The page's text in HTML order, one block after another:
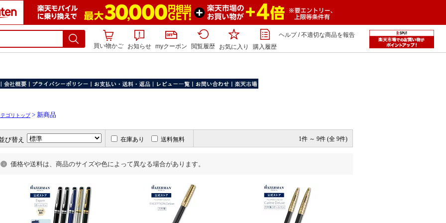
買い物かご お知らせ myクーポン 閲覧履歴 お気に入り 購入履歴
ヘルプ/不適切な商品を報告
ゴリトップ> 新商品
び替え 在庫あり 送料無料 1件 ～ 9件 (全 9件)
価格や送料は、商品のサイズや色によって異なる場合があります。